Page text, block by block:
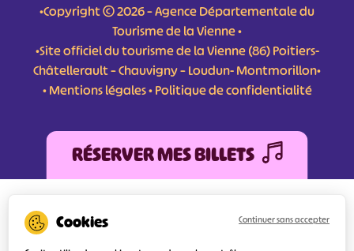
•Copyright © 2026 – Agence Départementale du
Tourisme de la Vienne •
•Site officiel du tourisme de la Vienne (86) Poitiers-
Châtellerault – Chauvigny – Loudun- Montmorillon•
•Mentions légales•Politique de confidentialité
RÉSERVER MES BILLETS
l’Europe au titre du FEDER (Fonds Européen de développement Régional) pour
l’amélioration et la structuration des services numériques pour une meilleure
Continuer sans accepter